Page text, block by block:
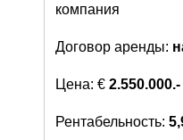
компания
Договор аренды:
Цена: € 2.550.000.-
Рентабельность: